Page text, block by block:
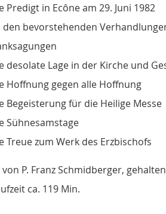
Predigt in Ecône am 29. Juni 1982
den bevorstehenden
desolate Lage in der Kirche und
Hoffnung gegen alle Hoffnung
Begeisterung für die Heilige Messe
Sühnesamstage
Treue zum Werk des Erzbischofs
P. Franz Schmidberger,
ca. 119 Min.